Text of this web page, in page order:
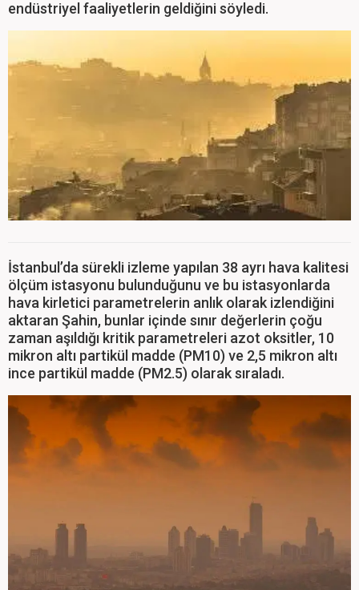
endüstriyel faaliyetlerin geldiğini söyledi.
İstanbul’da sürekli izleme yapılan 38 ayrı hava kalitesi
ölçüm istasyonu bulunduğunu ve bu istasyonlarda
hava kirletici parametrelerin anlık olarak izlendiğini
aktaran Şahin, bunlar içinde sınır değerlerin çoğu
zaman aşıldığı kritik parametreleri azot oksitler, 10
mikron altı partikül madde (PM10) ve 2,5 mikron altı
ince partikül madde (PM2.5) olarak sıraladı.